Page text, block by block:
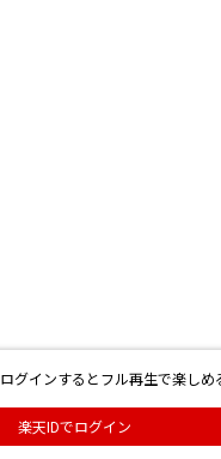
ログインするとフル再生で楽しめ
楽天IDでログイン